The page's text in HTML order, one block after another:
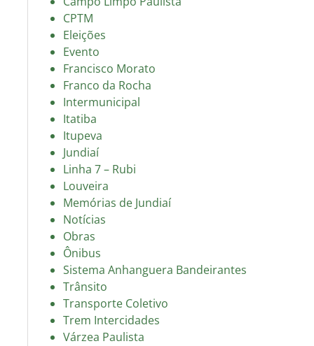
CPTM
Eleições
Evento
Francisco Morato
Franco da Rocha
Intermunicipal
Itatiba
Itupeva
Jundiaí
Linha 7 – Rubi
Louveira
Memórias de Jundiaí
Notícias
Obras
Ônibus
Sistema Anhanguera Bandeirantes
Trânsito
Transporte Coletivo
Trem Intercidades
Várzea Paulista